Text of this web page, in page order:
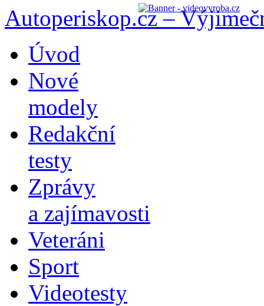
Autoperiskop.cz –
obsahu
webu
Úvod
Nové
modely
Redakční
testy
Zprávy
a zajímavosti
Veteráni
Sport
Videotesty